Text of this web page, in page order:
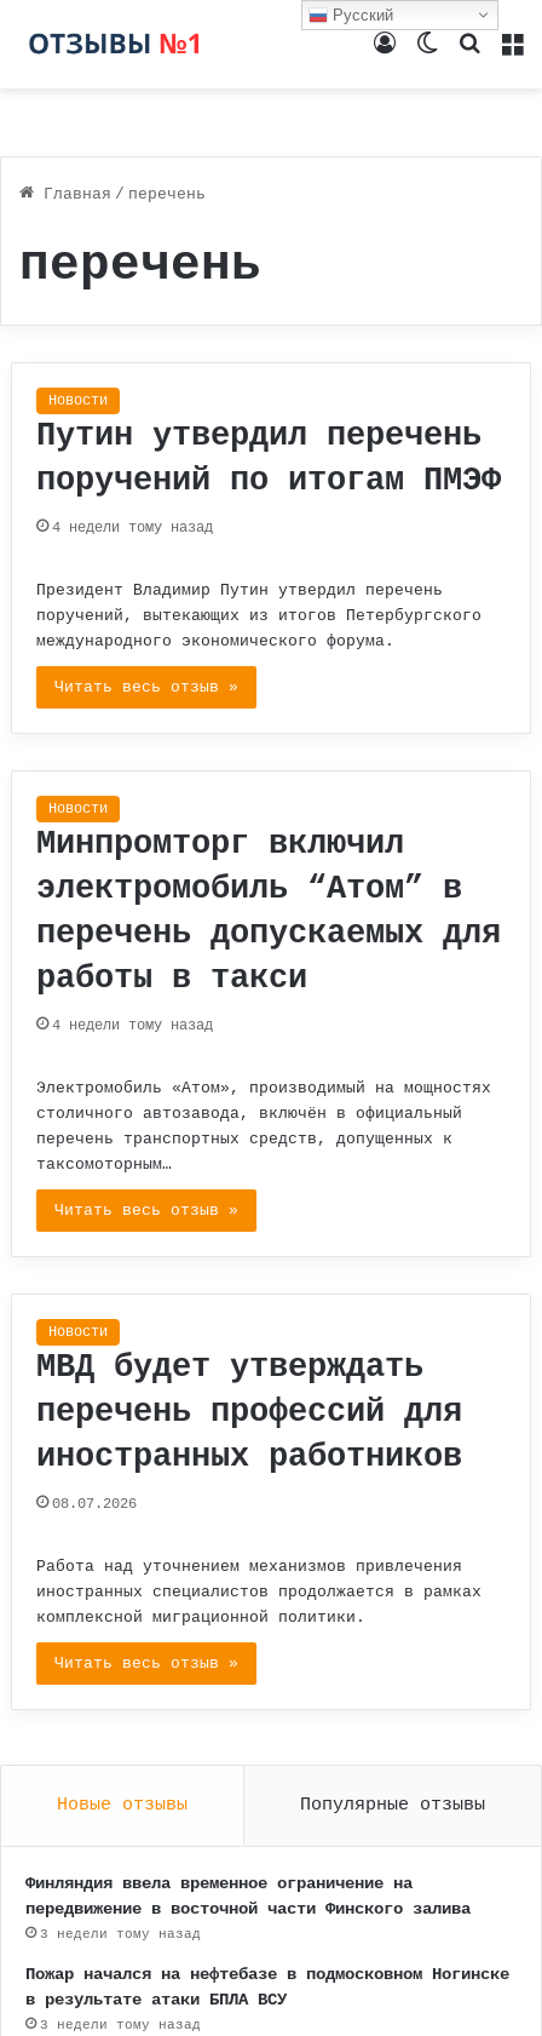
Поиск
Switch
Войти
Главная / перечень
перечень
Новости
Путин утвердил перечень
поручений по итогам ПМЭФ
4 недели тому назад
Президент Владимир Путин утвердил перечень
поручений, вытекающих из итогов Петербургского
международного экономического форума.
Читать весь отзыв »
Новости
Минпромторг включил
электромобиль “Атом” в
перечень допускаемых для
работы в такси
4 недели тому назад
Электромобиль «Атом», производимый на мощностях
столичного автозавода, включён в официальный
перечень транспортных средств, допущенных к
таксомоторным…
Читать весь отзыв »
Новости
МВД будет утверждать
перечень профессий для
иностранных работников
08.07.2026
Работа над уточнением механизмов привлечения
иностранных специалистов продолжается в рамках
комплексной миграционной политики.
Читать весь отзыв »
Новые отзывы Популярные отзывы
Финляндия ввела временное ограничение на
передвижение в восточной части Финского залива
3 недели тому назад
Пожар начался на нефтебазе в подмосковном Ногинске
в результате атаки БПЛА ВСУ
3 недели тому назад
Русский